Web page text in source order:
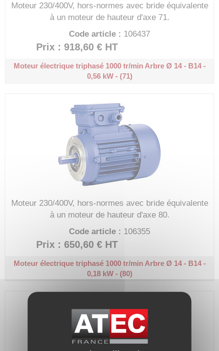
Moteur 230/400V, hors-normes avec bride équivalente
à un moteur de hauteur d'axe 71.
Code article : 106437
Prix : 918,60 € HT
Moteur électrique triphasé 1000 tr/minArbre Ø 14 - B14 -
0,56 kW - (71)
Moteur 230/400V, hors-normes avec bride équivalente
à un moteur de hauteur d'axe 80.
Code article : 106355
Prix : 650,60 € HT
Moteur électrique triphasé 1000 tr/minArbre Ø 14 - B14 -
0,18 kW - (80)